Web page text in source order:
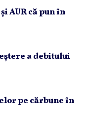
AUR că pun în
a debitului
pe cărbune în